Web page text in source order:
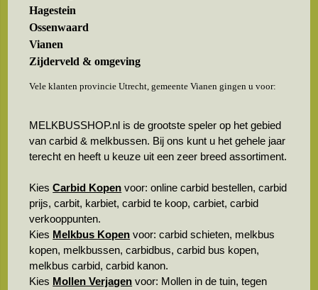
Hagestein
Ossenwaard
Vianen
Zijderveld & omgeving
Vele klanten provincie Utrecht, gemeente Vianen gingen u voor:
MELKBUSSHOP.nl is de grootste speler op het gebied
van carbid & melkbussen. Bij ons kunt u het gehele jaar
terecht en heeft u keuze uit een zeer breed assortiment.
KiesCarbid Kopen voor: online carbid bestellen, carbid
prijs, carbit, karbiet, carbid te koop, carbiet, carbid
verkooppunten.
Kies Melkbus Kopen voor: carbid schieten, melkbus
kopen, melkbussen, carbidbus, carbid bus kopen,
melkbus carbid, carbid kanon.
Kies Mollen Verjagen voor: Mollen in de tuin, tegen